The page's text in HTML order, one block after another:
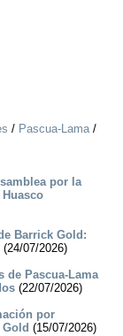
/ Pascua-Lama/
por la
Barrick Gold:
(24/07/2026)
de Pascua-Lama
(22/07/2026)
por
(15/07/2026)